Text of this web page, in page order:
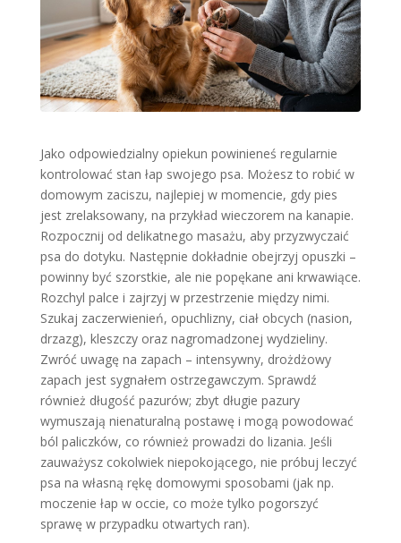
Jako odpowiedzialny opiekun powinieneś regularnie
kontrolować stan łap swojego psa. Możesz to robić w
domowym zaciszu, najlepiej w momencie, gdy pies
jest zrelaksowany, na przykład wieczorem na kanapie.
Rozpocznij od delikatnego masażu, aby przyzwyczaić
psa do dotyku. Następnie dokładnie obejrzyj opuszki –
powinny być szorstkie, ale nie popękane ani krwawiące.
Rozchyl palce i zajrzyj w przestrzenie między nimi.
Szukaj zaczerwienień, opuchlizny, ciał obcych (nasion,
drzazg), kleszczy oraz nagromadzonej wydzieliny.
Zwróć uwagę na zapach – intensywny, drożdżowy
zapach jest sygnałem ostrzegawczym. Sprawdź
również długość pazurów; zbyt długie pazury
wymuszają nienaturalną postawę i mogą powodować
ból paliczków, co również prowadzi do lizania. Jeśli
zauważysz cokolwiek niepokojącego, nie próbuj leczyć
psa na własną rękę domowymi sposobami (jak np.
moczenie łap w occie, co może tylko pogorszyć
sprawę w przypadku otwartych ran).